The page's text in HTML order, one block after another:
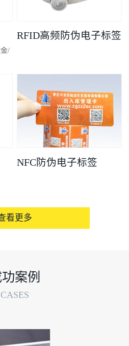
/
RFID高频防伪电子标签
NFC防伪电子标签
看更多
案例
CASES